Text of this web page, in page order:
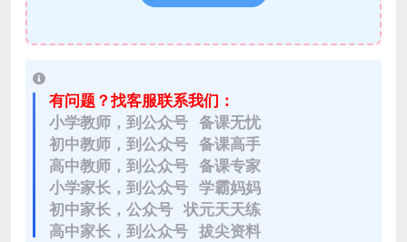
有问题？找客服联系我们：
小学教师，到公众号 备课无忧
初中教师，到公众号 备课高手
高中教师，到公众号 备课专家
小学家长，到公众号 学霸妈妈
初中家长，公众号 状元天天练
高中家长，到公众号 拔尖资料